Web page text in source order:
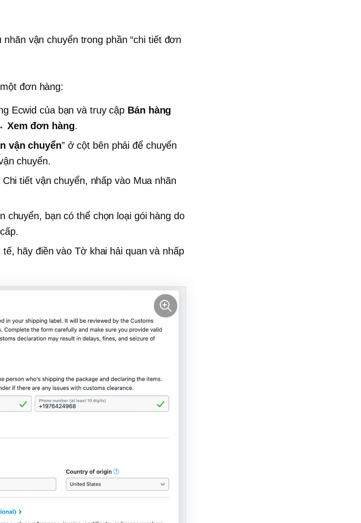
vận chuyển trong phần “chi tiết đơn
đơn hàng:
Ecwid của bạn và truy cập Bán hàng
đơn hàng.
vận chuyển” ở cột bên phải để chuyển
chuyển.
tiết vận chuyển, nhấp vào Mua nhãn
chuyển, bạn có thể chọn loại gói hàng do
hãy điền vào Tờ khai hải quan và nhấp